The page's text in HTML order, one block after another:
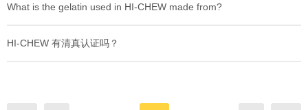
What is the gelatin used in HI-CHEW made from?
HI-CHEW 有清真认证吗？